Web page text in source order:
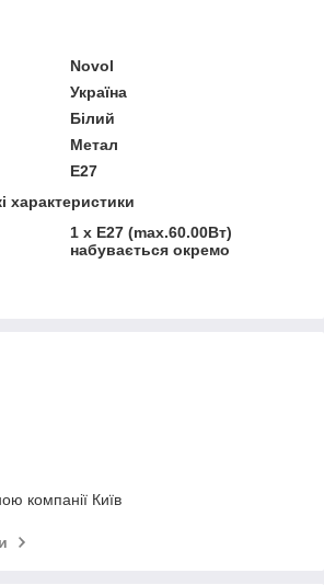
Novol
Україна
Білий
Метал
E27
характеристики
1 x E27 (max.60.00Вт)
набувається окремо
компанії Київ